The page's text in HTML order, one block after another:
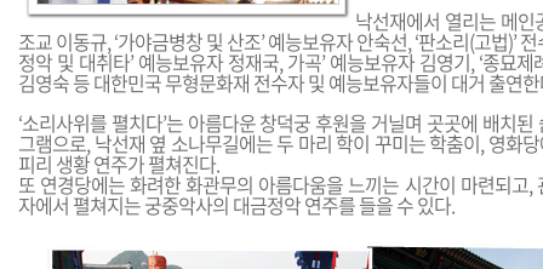
낙선재에서 열리는 메인
조교 이동규, ‘가야금병창 및 산조’ 예능보유자 안숙선, ‘판소리(고법)’
정악 및 대취타’ 예능보유자 정재국, 가곡’ 예능보유자 김영기, ‘종묘제
김영숙 등 대한민국 무형문화재 전수자 및 예능보유자들이 대거 출연
‘소리사위를 펼치다’는 아름다운 창덕궁 후원을 거닐며 곳곳에 배치
그램으로, 낙선재 옆 소나무길에는 두 마리 학이 꾸미는 학춤이, 영화
피리 생황 연주가 펼쳐진다.
또 연경당에는 화려한 화관무의 아름다움을 느끼는 시간이 마련되고,
자에서 펼쳐지는 궁중악사의 대금정악 연주를 들을 수 있다.